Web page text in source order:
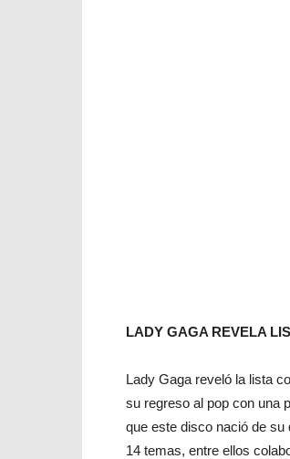
LADY GAGA REVELA
Lady Gaga reveló la lista
su regreso al pop con una
que este disco nació de
14 temas, entre ellos